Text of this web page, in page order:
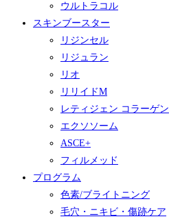
ウルトラコル
スキンブースター
リジンセル
リジュラン
リオ
リリイドM
レティジェン コラーゲン
エクソソーム
ASCE+
フィルメッド
プログラム
色素/ブライトニング
毛穴・ニキビ・傷跡ケア